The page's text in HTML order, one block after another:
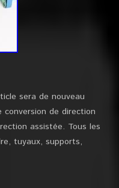
sera de nouveau
conversion de direction
assistée. Tous les
tuyaux, supports,